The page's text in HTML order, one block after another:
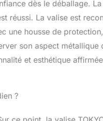
de vos vols
dès le déballage.
réussi. La valise est
une housse de
son aspect métallique
et esthétique
?